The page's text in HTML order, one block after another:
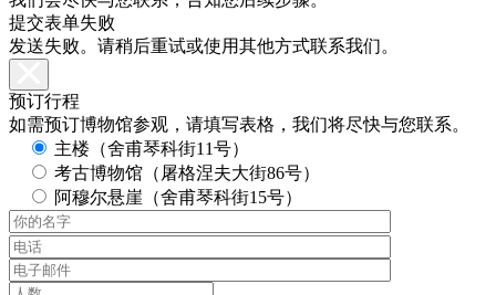
提交表单失败
发送失败。请稍后重试或使用其他方式联系我们。
预订行程
如需预订博物馆参观，请填写表格，我们将尽快与您联系。
主楼（舍甫琴科街11号）
考古博物馆（屠格涅夫大街86号）
阿穆尔悬崖（舍甫琴科街15号）